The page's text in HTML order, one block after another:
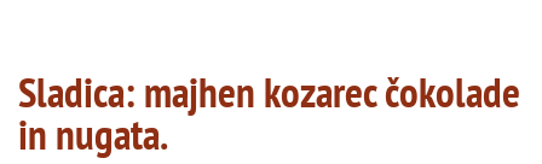
Sladica: majhen kozarec čokolade
in nugata.